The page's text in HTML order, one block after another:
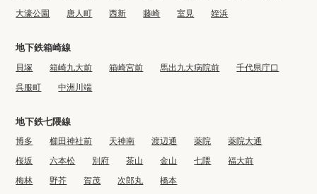
大濠公園
唐人町 西新 藤崎 室見 姪浜
地下鉄箱崎線
貝塚 箱崎九大前 箱崎宮前 馬出九大病院前
千代県庁口
呉服町
中洲川端
地下鉄七隈線
博多 櫛田神社前 天神南 渡辺通 薬院
薬院大通
桜坂
六本松 別府 茶山 金山 七隈
福大前
梅林
野芥 賀茂 次郎丸 橋本